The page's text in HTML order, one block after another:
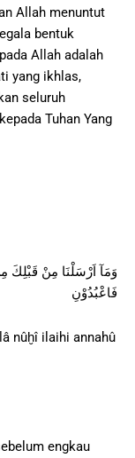
Allah menuntut
bentuk
Allah adalah
yang ikhlas,
seluruh
Tuhan Yang
وَمَآ اَرْسَلْنَا مِنْ قَبْلِكَ
فَاعْبُدُوْنِ
nûḫî ilaihi annahû
engkau